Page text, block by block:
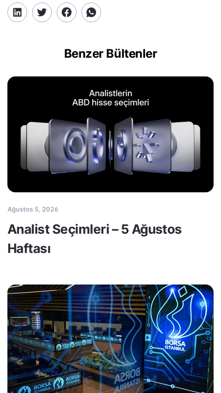
Benzer Bültenler
Ağustos 5, 2026
Analist Seçimleri – 5 Ağustos
Haftası